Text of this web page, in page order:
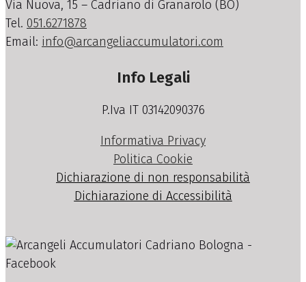
Via Nuova, 15 – Cadriano di Granarolo (BO)
Tel. 051.6271878
Email: info@arcangeliaccumulatori.com
Info Legali
P.Iva IT 03142090376
Informativa Privacy
Politica Cookie
Dichiarazione di non responsabilità
Dichiarazione di Accessibilità